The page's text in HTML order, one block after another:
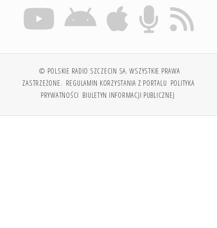
© POLSKIE RADIO SZCZECIN SA. WSZYSTKIE PRAWA
ZASTRZEŻONE. REGULAMIN KORZYSTANIA Z PORTALU POLITYKA
PRYWATNOŚCI BIULETYN INFORMACJI PUBLICZNEJ